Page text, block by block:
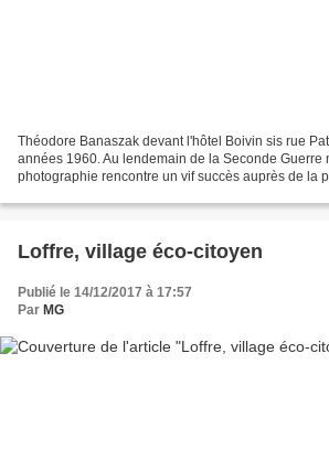
Théodore Banaszak devant l'hôtel Boivin sis rue
années 1960. Au lendemain de la Seconde Guerre
photographie rencontre un vif succès auprès de la
Loffre, village éco-citoyen
Publié le 14/12/2017 à 17:57
Par MG